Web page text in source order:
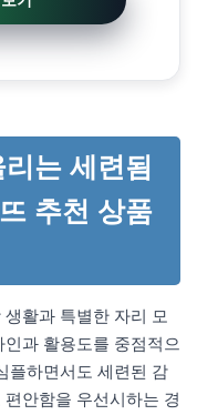
는 세련됨
추천 상품
활과 특별한 자리 모
과 활용도를 중점적으
플하면서도 세련된 감
안함을 우선시하는 경